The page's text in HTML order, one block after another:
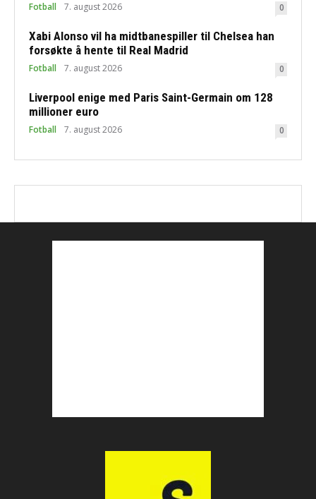
Fotball 7. august 2026 0
Xabi Alonso vil ha midtbanespiller til Chelsea han
forsøkte å hente til Real Madrid
Fotball 7. august 2026 0
Liverpool enige med Paris Saint-Germain om 128
millioner euro
Fotball 7. august 2026 0